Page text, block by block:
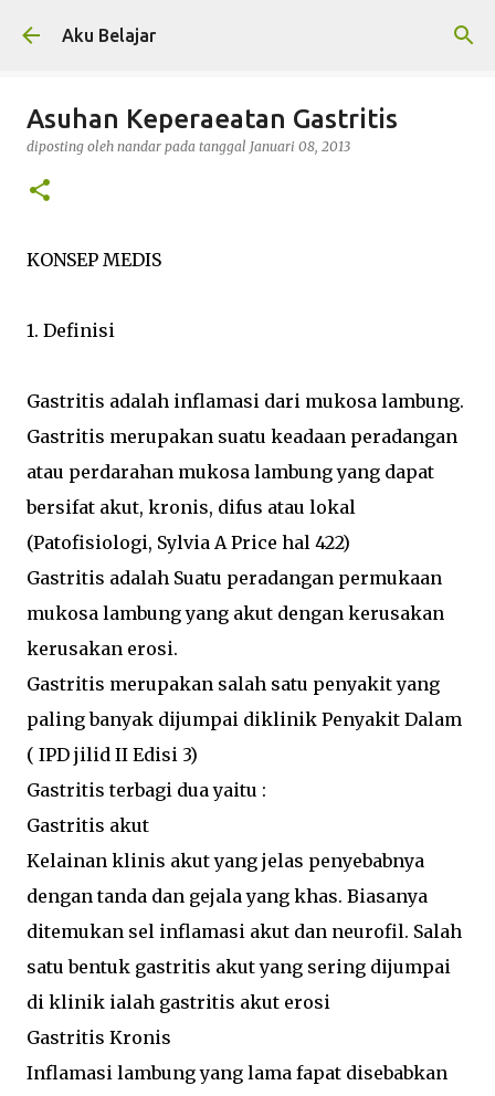
Langsung ke konten utama
Aku Belajar
Asuhan Keperaeatan Gastritis
diposting oleh nandar pada tanggal Januari 08, 2013
KONSEP MEDIS
1. Definisi
Gastritis adalah inflamasi dari mukosa lambung.
Gastritis merupakan suatu keadaan peradangan
atau perdarahan mukosa lambung yang dapat
bersifat akut, kronis, difus atau lokal
(Patofisiologi, Sylvia A Price hal 422)
Gastritis adalah Suatu peradangan permukaan
mukosa lambung yang akut dengan kerusakan
kerusakan erosi.
Gastritis merupakan salah satu penyakit yang
paling banyak dijumpai diklinik Penyakit Dalam
( IPD jilid II Edisi 3)
Gastritis terbagi dua yaitu :
Gastritis akut
Kelainan klinis akut yang jelas penyebabnya
dengan tanda dan gejala yang khas. Biasanya
ditemukan sel inflamasi akut dan neurofil. Salah
satu bentuk gastritis akut yang sering dijumpai
di klinik ialah gastritis akut erosi
Gastritis Kronis
Inflamasi lambung yang lama fapat disebabkan